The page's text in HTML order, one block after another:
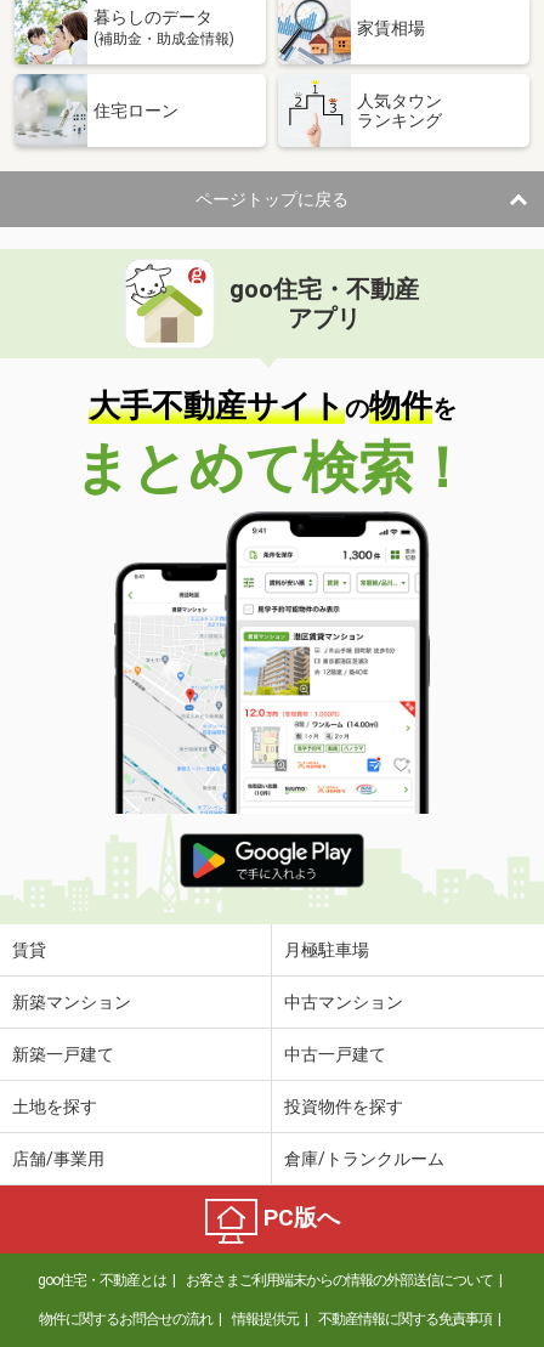
暮らしのデータ
(補助金・助成金情報)
家賃相場
住宅ローン
人気タウン
ランキング
ページトップに戻る
goo住宅・不動産
アプリ
大手不動産サイトの物件を
まとめて検索！
賃貸 月極駐車場
新築マンション 中古マンション
新築一戸建て 中古一戸建て
土地を探す 投資物件を探す
店舗/事業用 倉庫/トランクルーム
PC版へ
goo住宅・不動産とは お客さまご利用端末からの情報の外部送信について
物件に関するお問合せの流れ 情報提供元 不動産情報に関する免責事項